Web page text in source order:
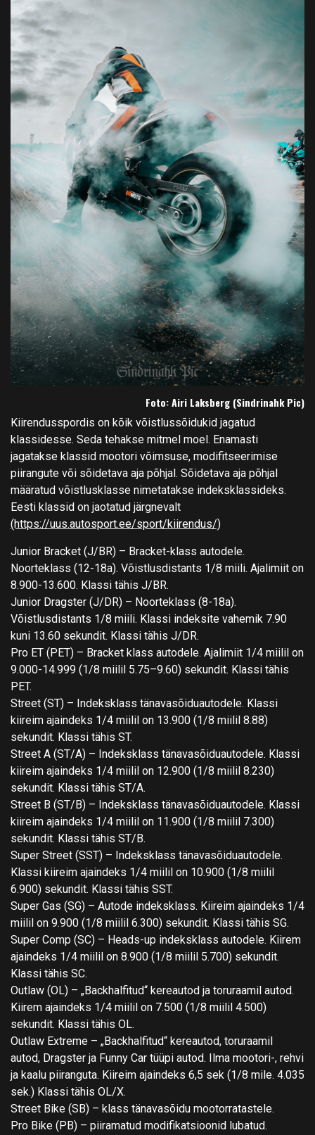
Foto: Airi Laksberg (Sindrinahk Pic)
Kiirendusspordis on kõik võistlussõidukid jagatud
klassidesse. Seda tehakse mitmel moel. Enamasti
jagatakse klassid mootori võimsuse, modifitseerimise
piirangute või sõidetava aja põhjal. Sõidetava aja põhjal
määratud võistlusklasse nimetatakse indeksklassideks.
Eesti klassid on jaotatud järgnevalt
(https://uus.autosport.ee/sport/kiirendus/)
Junior Bracket (J/BR) – Bracket-klass autodele.
Noorteklass (12-18a). Võistlusdistants 1/8 miili. Ajalimiit on
8.900-13.600. Klassi tähis J/BR.
Junior Dragster (J/DR) – Noorteklass (8-18a).
Võistlusdistants 1/8 miili. Klassi indeksite vahemik 7.90
kuni 13.60 sekundit. Klassi tähis J/DR.
Pro ET (PET) – Bracket klass autodele. Ajalimiit 1/4 miilil on
9.000-14.999 (1/8 miilil 5.75–9.60) sekundit. Klassi tähis
PET.
Street (ST) – Indeksklass tänavasõiduautodele. Klassi
kiireim ajaindeks 1/4 miilil on 13.900 (1/8 miilil 8.88)
sekundit. Klassi tähis ST.
Street A (ST/A) – Indeksklass tänavasõiduautodele. Klassi
kiireim ajaindeks 1/4 miilil on 12.900 (1/8 miilil 8.230)
sekundit. Klassi tähis ST/A.
Street B (ST/B) – Indeksklass tänavasõiduautodele. Klassi
kiireim ajaindeks 1/4 miilil on 11.900 (1/8 miilil 7.300)
sekundit. Klassi tähis ST/B.
Super Street (SST) – Indeksklass tänavasõiduautodele.
Klassi kiireim ajaindeks 1/4 miilil on 10.900 (1/8 miilil
6.900) sekundit. Klassi tähis SST.
Super Gas (SG) – Autode indeksklass. Kiireim ajaindeks 1/4
miilil on 9.900 (1/8 miilil 6.300) sekundit. Klassi tähis SG.
Super Comp (SC) – Heads-up indeksklass autodele. Kiirem
ajaindeks 1/4 miilil on 8.900 (1/8 miilil 5.700) sekundit.
Klassi tähis SC.
Outlaw (OL) – „Backhalfitud“ kereautod ja toruraamil autod.
Kiirem ajaindeks 1/4 miilil on 7.500 (1/8 miilil 4.500)
sekundit. Klassi tähis OL.
Outlaw Extreme – „Backhalfitud“ kereautod, toruraamil
autod, Dragster ja Funny Car tüüpi autod. Ilma mootori-, rehvi
ja kaalu piiranguta. Kiireim ajaindeks 6,5 sek (1/8 mile. 4.035
sek.) Klassi tähis OL/X.
Street Bike (SB) – klass tänavasõidu mootorratastele.
Pro Bike (PB) – piiramatud modifikatsioonid lubatud.